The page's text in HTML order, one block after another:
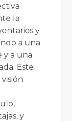
la
y
a una
y a una
Este
y